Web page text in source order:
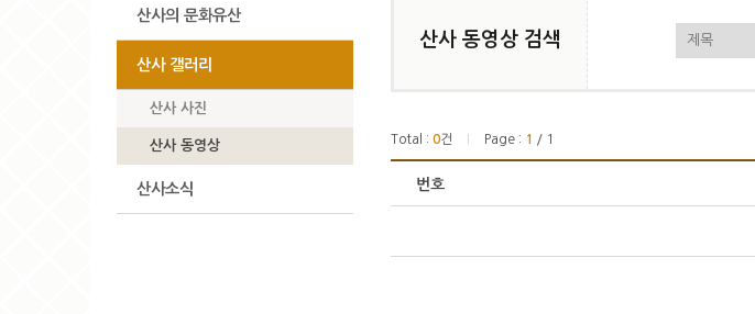
산사의 문화유산
산사 갤러리
산사 사진
산사 동영상
산사소식
산사 동영상 검색
Total : 0건 Page : 1 / 1
번호